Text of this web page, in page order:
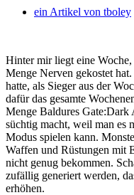
ein Artikel von tboley
Hinter mir liegt eine
Menge Nerven gekostet
hatte, als Sieger aus der
dafür das gesamte
Menge Baldures
süchtig macht, weil man es
Modus spielen kann.
Waffen und Rüstungen mit
nicht genug bekommen.
zufällig generiert werden,
erhöhen.